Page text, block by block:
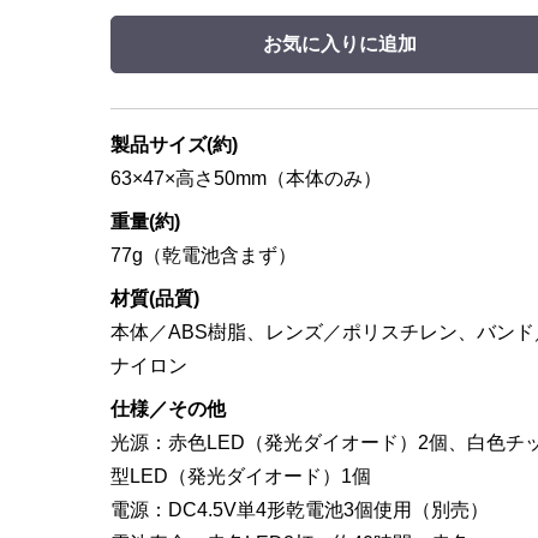
お気に入りに追加
製品サイズ(約)
63×47×高さ50mm（本体のみ）
重量(約)
77g（乾電池含まず）
材質(品質)
本体／ABS樹脂、レンズ／ポリスチレン、バンド
ナイロン
仕様／その他
光源：赤色LED（発光ダイオード）2個、白色チ
型LED（発光ダイオード）1個
電源：DC4.5V単4形乾電池3個使用（別売）